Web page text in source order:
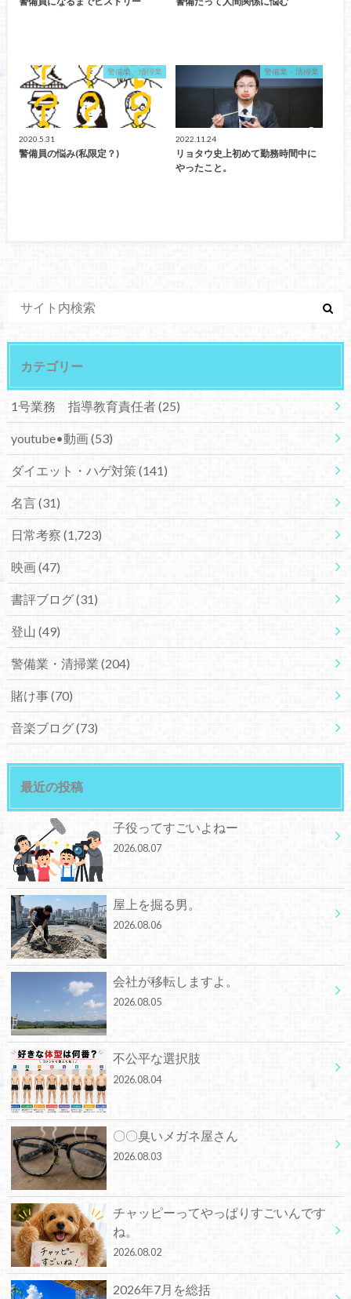
警備業・清掃業
2020.5.31
警備員の悩み(私限定？)
警備業・清掃業
2022.11.24
リョタウ史上初めて勤務時間中に
やったこと。
カテゴリー
1号業務 指導教育責任者(25)
youtube•動画(53)
ダイエット・ハゲ対策(141)
名言(31)
日常考察 (1,723)
映画(47)
書評ブログ(31)
登山 (49)
警備業・清掃業 (204)
賭け事(70)
音楽ブログ(73)
最近の投稿
子役ってすごいよねー
2026.08.07
屋上を掘る男。
2026.08.06
会社が移転しますよ。
2026.08.05
不公平な選択肢
2026.08.04
〇〇臭いメガネ屋さん
2026.08.03
チャッピーってやっぱりすごいんです
ね。
2026.08.02
2026年7月を総括